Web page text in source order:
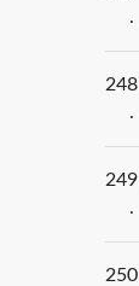
248
249
250